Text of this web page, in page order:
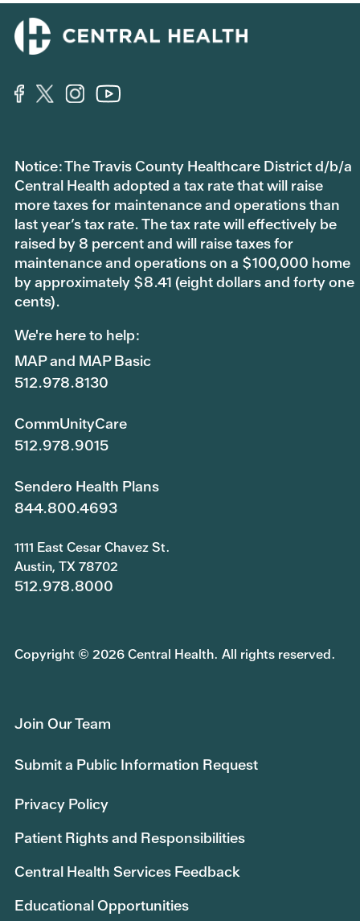
Notice: The Travis County Healthcare District d/b/a
Central Health adopted a tax rate that will raise
more taxes for maintenance and operations than
last year’s tax rate. The tax rate will effectively be
raised by 8 percent and will raise taxes for
maintenance and operations on a $100,000 home
by approximately $8.41 (eight dollars and forty one
cents).
We're here to help:
MAP and MAP Basic
512.978.8130
CommUnityCare
512.978.9015
Sendero Health Plans
844.800.4693
1111 East Cesar Chavez St.
Austin, TX 78702
512.978.8000
Copyright © 2026 Central Health. All rights reserved.
Join Our Team
Submit a Public Information Request
Privacy Policy
Patient Rights and Responsibilities
Central Health Services Feedback
Educational Opportunities